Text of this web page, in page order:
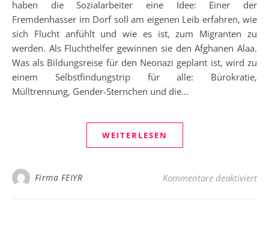
haben die Sozialarbeiter eine Idee: Einer der
Fremdenhasser im Dorf soll am eigenen Leib erfahren, wie
sich Flucht anfühlt und wie es ist, zum Migranten zu
werden. Als Fluchthelfer gewinnen sie den Afghanen Alaa.
Was als Bildungsreise für den Neonazi geplant ist, wird zu
einem Selbstfindungstrip für alle: Bürokratie,
Mülltrennung, Gender-Sternchen und die…
WEITERLESEN
Firma FEIYR Kommentare deaktiviertfür